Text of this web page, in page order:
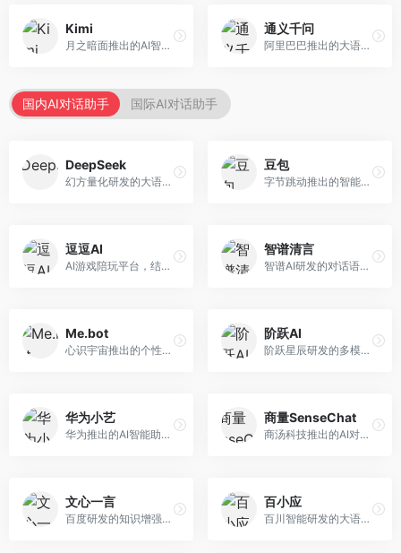
Kimi
月之暗面推出的AI智能助手，核心优势在于超长文本处理能力，支持20万字以上文档分析。面向学术研究者、职场人士和内容创作者，提供文档解读、PPT生成、联网搜索等综合服务。
通义千问
阿里巴巴推出的大语言模型平台，提供对话问答、文档处理、图像理解、代码编写等全方位AI服务。面向企业用户和个人开发者，集成阿里云生态，支持多模态交互，企业级安全保障。
国内AI对话助手 国际AI对话助手
DeepSeek
幻方量化研发的大语言模型平台，专注于深度推理和代码生成能力。面向开发者、研究人员和技术爱好者，提供强大的逻辑推理和数学计算功能，开源生态完善，API接口友好。
豆包
字节跳动推出的智能对话助手平台，提供文本创作、知识问答、英语学习等多种AI服务。面向普通用户和内容创作者，支持多轮对话和文件解析，免费使用，响应速度快，中文理解能力强。
逗逗AI
AI游戏陪玩平台，结合游戏理解和自然语言交互技术。面向游戏玩家，提供游戏攻略、陪玩互动、社交聊天等服务，游戏知识丰富，互动体验有趣。
智谱清言
智谱AI研发的对话语言模型，支持中英双语交互。面向中文用户和开发者，提供知识问答、代码编写、文档解读等服务，开源生态完善，学术研究背景深厚。
Me.bot
心识宇宙推出的个性化AI伴侣，专注于情感交互和个人助理服务。面向个人用户，支持日程管理、情感陪伴、知识问答等功能，交互体验人性化。
阶跃AI
阶跃星辰研发的多模态大模型平台，支持文本、图像、视频的综合理解与生成。面向创作者和企业客户，提供内容创作、智能分析等服务，多模态能力突出。
华为小艺
华为推出的AI智能助手网页端，深度整合鸿蒙生态和华为云服务。面向华为设备用户，支持语音交互、智能问答、设备控制等功能，与华为硬件生态无缝衔接。
商量SenseChat
商汤科技推出的AI对话平台，结合计算机视觉和自然语言处理技术。面向企业用户和开发者，支持多模态交互，视觉理解能力强，适合智能客服和内容创作场景。
文心一言
百度研发的知识增强大语言模型，深度融合百度知识图谱和搜索能力。面向中文用户，提供知识问答、文本创作、逻辑推理等服务，中文语境理解准确，知识覆盖面广。
百小应
百川智能研发的大语言模型助手，专注于中文理解和生成。面向中文用户，提供知识问答、文本创作、代码辅助等服务，模型参数规模大，中文表达流畅自然。